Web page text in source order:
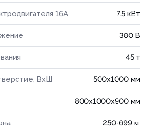
16А 7.5 кВт
380 В
45 т
ВхШ 500x1000 мм
800x1000x900 мм
250-699 кг